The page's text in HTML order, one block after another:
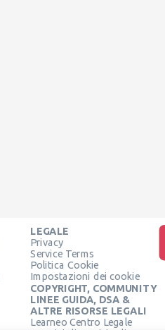
LEGALE
Privacy
Service Terms
Politica Cookie
Impostazioni dei cookie
COPYRIGHT, COMMUNITY
LINEE GUIDA, DSA &
ALTRE RISORSE LEGALI
Learneo Centro Legale